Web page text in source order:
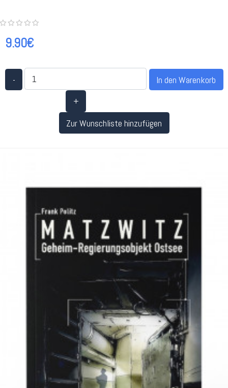
9.90€
-
+
Zur Wunschliste hinzufügen